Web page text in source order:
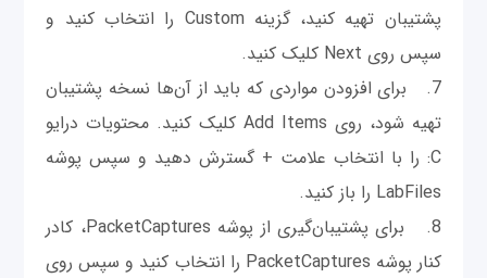
پشتیبان تهیه کنید، گزینه Custom را انتخاب کنید و
سپس روی Next کلیک کنید.
7. برای افزودن مواردی که باید از آ‌ن‌ها نسخه پشتیبان
تهیه شود، روی Add Items کلیک کنید. محتویات درایو
C: را با انتخاب علامت + گسترش دهید و سپس پوشه
LabFiles را باز کنید.
8. برای پشتیبان‌گیری از پوشه PacketCaptures، کادر
کنار پوشه PacketCaptures را انتخاب کنید و سپس روی